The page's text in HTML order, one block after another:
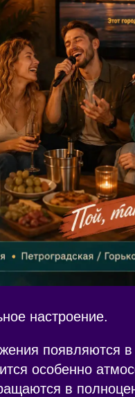
настроение.
появляются
особенно
в